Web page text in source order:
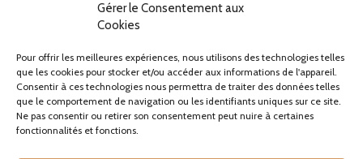
Gérer le Consentement aux
Cookies
Pour offrir les meilleures expériences, nous utilisons des technologies telles
que les cookies pour stocker et/ou accéder aux informations de l'appareil.
Consentir à ces technologies nous permettra de traiter des données telles
que le comportement de navigation ou les identifiants uniques sur ce site.
Ne pas consentir ou retirer son consentement peut nuire à certaines
fonctionnalités et fonctions.
Conseils et guides pratiques
À propos de Pastidea
AIDE
FAQ et assistance
Contactez-nous